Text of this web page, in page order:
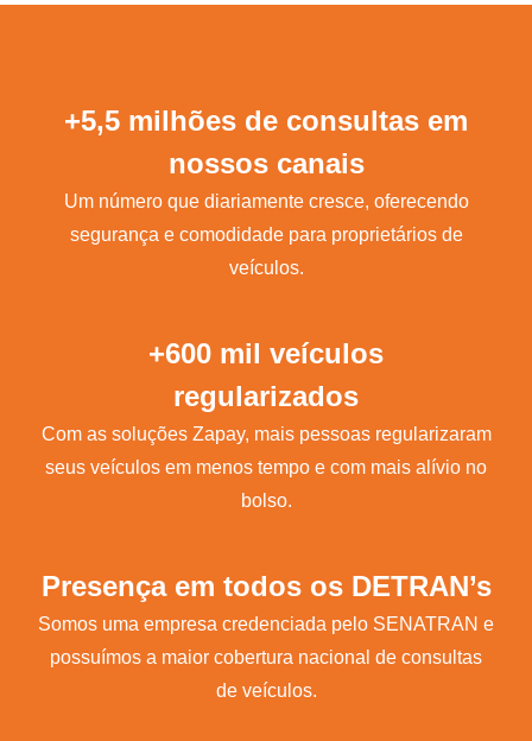
+5,5 milhões de consultas em
nossos canais
Um número que diariamente cresce, oferecendo
segurança e comodidade para proprietários de
veículos.
+600 mil veículos
regularizados
Com as soluções Zapay, mais pessoas regularizaram
seus veículos em menos tempo e com mais alívio no
bolso.
Presença em todos os DETRAN’s
Somos uma empresa credenciada pelo SENATRAN e
possuímos a maior cobertura nacional de consultas
de veículos.